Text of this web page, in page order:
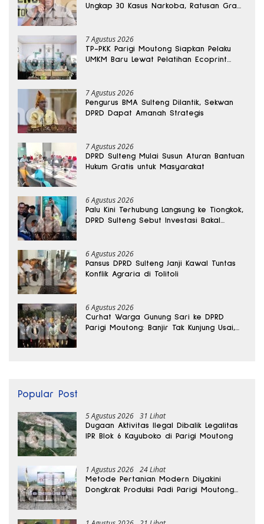
Ungkap 30 Kasus Narkoba, Ratusan Gram
7 Agustus 2026
TP-PKK Parigi Moutong Siapkan Pelaku
UMKM Baru Lewat Pelatihan Ecoprint
7 Agustus 2026
Pengurus BMA Sulteng Dilantik, Sekwan
DPRD Dapat Amanah Strategis
7 Agustus 2026
DPRD Sulteng Mulai Susun Aturan Bantuan
Hukum Gratis untuk Masyarakat
6 Agustus 2026
Palu Kini Terhubung Langsung ke Tiongkok,
DPRD Sulteng Sebut Investasi Bakal
6 Agustus 2026
Pansus DPRD Sulteng Janji Kawal Tuntas
Konflik Agraria di Tolitoli
6 Agustus 2026
Curhat Warga Gunung Sari ke DPRD
Parigi Moutong: Banjir Tak Kunjung Usai,
Popular Post
5 Agustus 2026 31 Lihat
Dugaan Aktivitas Ilegal Dibalik Legalitas
IPR Blok 6 Kayuboko di Parigi Moutong
1 Agustus 2026 24 Lihat
Metode Pertanian Modern Diyakini
Dongkrak Produksi Padi Parigi Moutong